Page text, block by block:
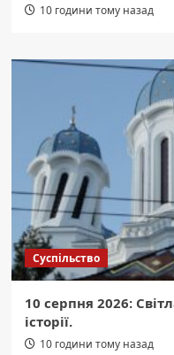
10 години тому назад
Суспільство
10 серпня 2026:
історії.
10 години тому назад